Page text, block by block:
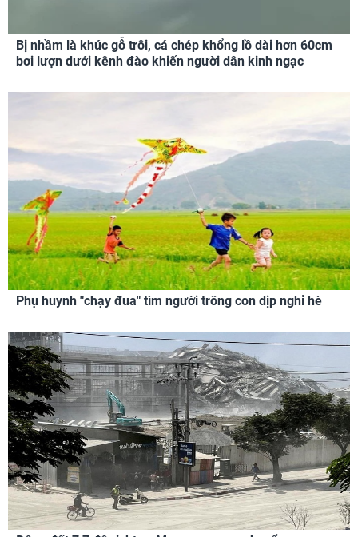
Bị nhầm là khúc gỗ trôi, cá chép khổng lồ dài hơn 60cm
bơi lượn dưới kênh đào khiến người dân kinh ngạc
Phụ huynh "chạy đua" tìm người trông con dịp nghỉ hè